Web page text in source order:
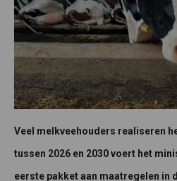
Veel melkveehouders realiseren
tussen 2026 en 2030 voert het
eerste pakket aan maatregelen in